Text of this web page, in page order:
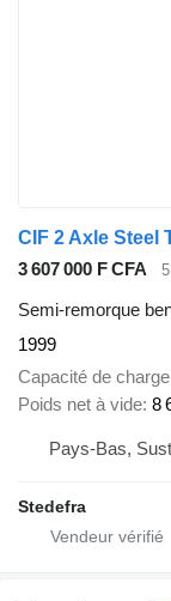
3 607 000 F CFA
Semi-remorque
1999
Capacité de charge
Poids net à vide 8
Pays-Bas,
Stedefra